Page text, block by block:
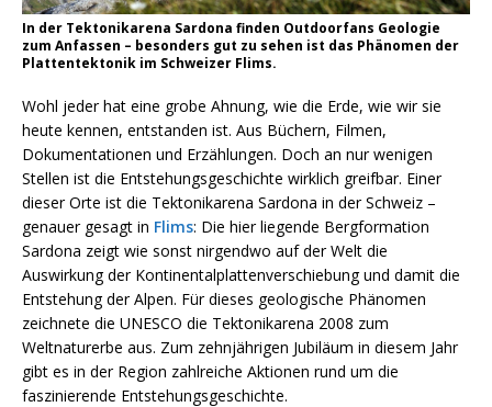
In der Tektonikarena Sardona finden Outdoorfans Geologie
zum Anfassen – besonders gut zu sehen ist das Phänomen der
Plattentektonik im Schweizer Flims.
Wohl jeder hat eine grobe Ahnung, wie die Erde, wie wir sie
heute kennen, entstanden ist. Aus Büchern, Filmen,
Dokumentationen und Erzählungen. Doch an nur wenigen
Stellen ist die Entstehungsgeschichte wirklich greifbar. Einer
dieser Orte ist die Tektonikarena Sardona in der Schweiz –
genauer gesagt in Flims: Die hier liegende Bergformation
Sardona zeigt wie sonst nirgendwo auf der Welt die
Auswirkung der Kontinentalplattenverschiebung und damit die
Entstehung der Alpen. Für dieses geologische Phänomen
zeichnete die UNESCO die Tektonikarena 2008 zum
Weltnaturerbe aus. Zum zehnjährigen Jubiläum in diesem Jahr
gibt es in der Region zahlreiche Aktionen rund um die
faszinierende Entstehungsgeschichte.